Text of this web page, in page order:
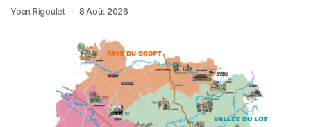
Yoan Rigoulet 8 Août 2026